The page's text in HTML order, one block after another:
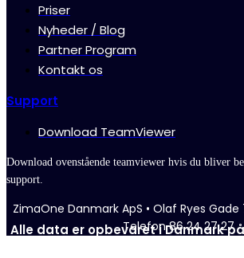
Priser
Nyheder / Blog
Partner Program
Kontakt os
Support
Download TeamViewer
Download ovenstående teamviewer hvis du bliver
support.
ZimaOne Danmark ApS • Olaf Ryes Gade
Telefon 86 24 27 27
Alle data er opbevaret i Danmark